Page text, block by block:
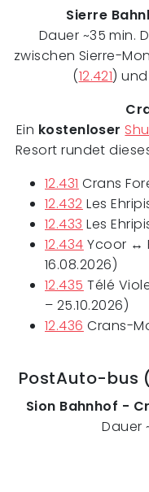
Sierre
Dauer ~35 min.
zwischen Sierre-
(12.421)
Ein kostenloser
Resort rundet
12.431 Crans
12.432 Les
12.433 Les
12.434 Ycoor ↔
16.08.2026)
12.435 Télé
– 25.10.2026)
12.436 Crans-
PostAuto-bus
Sion Bahnhof -
Dauer